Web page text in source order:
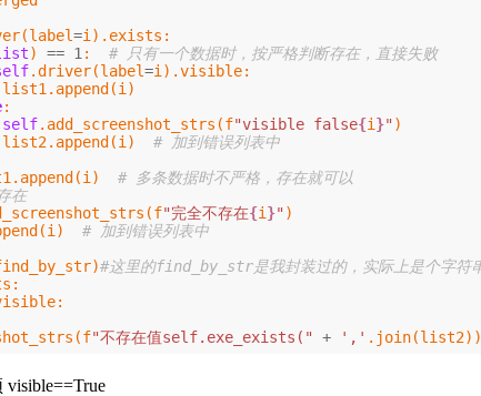
(label=i ). exists :
) == 1 :
# 只有一个数据时，按严格判断存在，直接失败
.driver(label=i ).visible:
list1 . append(i )
:
self. add_screenshot_strs (f"visible false{i }" )
list2. append(i )
# 加到错误列表中
. append(i )
# 多条数据时不严格，存在就可以
#完全不存在
(f"完全不存在{i }" )
(i )
# 加到错误列表中
)
:
:
(f"不存在值self.exe_exists(" + ',' . join(list2))